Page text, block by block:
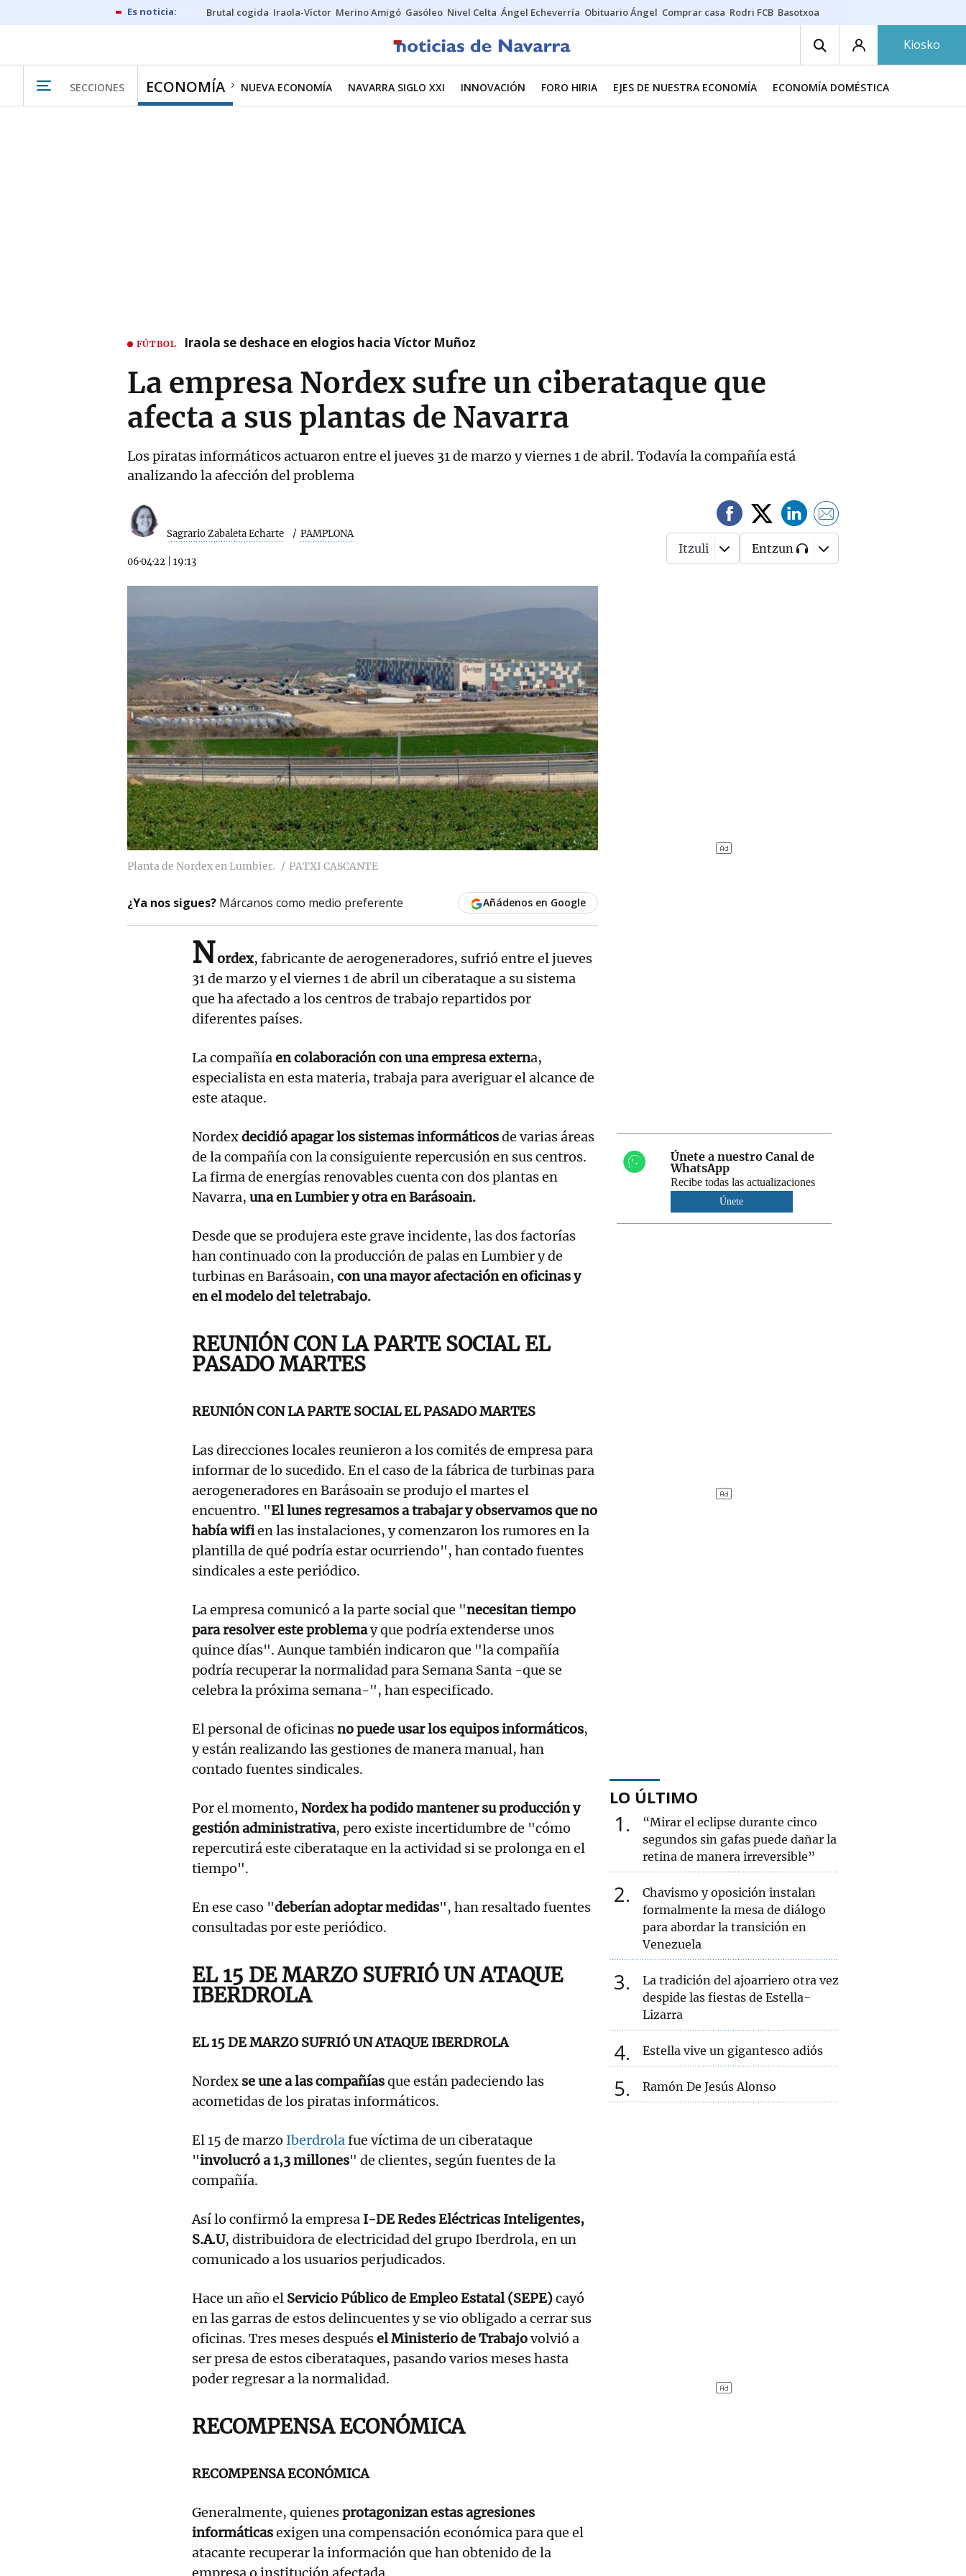
Brutal cogida Iraola-Víctor Merino Amigó Gasóleo Nivel Celta Ángel Echeverría Obituario Ángel Comprar casa Rodri FCB Basotxoa
Kiosko
SECCIONES ECONOMÍA NUEVA ECONOMÍA NAVARRA SIGLO XXI INNOVACIÓN FORO HIRIA EJES DE NUESTRA ECONOMÍA ECONOMÍA DOMÉSTICA
FÚTBOL Iraola se deshace en elogios hacia Víctor Muñoz
La empresa Nordex sufre un ciberataque que
afecta a sus plantas de Navarra
Los piratas informáticos actuaron entre el jueves 31 de marzo y viernes 1 de abril. Todavía la compañía está
analizando la afección del problema
Sagrario Zabaleta Echarte PAMPLONA
06·04·22 19:13
Itzuli Entzun
Planta de Nordex en Lumbier. PATXI CASCANTE
¿Ya nos sigues? Márcanos como medio preferente Añádenos en Google
Nordex, fabricante de aerogeneradores, sufrió entre el jueves
31 de marzo y el viernes 1 de abril un ciberataque a su sistema
que ha afectado a los centros de trabajo repartidos por
diferentes países.
La compañíaen colaboración con una empresa externa,
especialista en esta materia, trabaja para averiguar el alcance de
este ataque.
Nordexdecidió apagar los sistemas informáticosde varias áreas
de la compañía con la consiguiente repercusión en sus centros.
La firma de energías renovables cuenta con dos plantas en
Navarra, una en Lumbier y otra en Barásoain.
Desde que se produjera este grave incidente, las dos factorías
han continuado con la producción de palas en Lumbier y de
turbinas en Barásoain, con una mayor afectación en oficinas y
en el modelo del teletrabajo.
REUNIÓN CON LA PARTE SOCIAL EL
PASADO MARTES
REUNIÓN CON LA PARTE SOCIAL EL PASADO MARTES
Las direcciones locales reunieron a los comités de empresa para
informar de lo sucedido. En el caso de la fábrica de turbinas para
aerogeneradores en Barásoain se produjo el martes el
encuentro. "El lunes regresamos a trabajar y observamos que no
había wifien las instalaciones, y comenzaron los rumores en la
plantilla de qué podría estar ocurriendo", han contado fuentes
sindicales a este periódico.
La empresa comunicó a la parte social que "necesitan tiempo
para resolver este problemay que podría extenderse unos
quince días". Aunque también indicaron que "la compañía
podría recuperar la normalidad para Semana Santa -que se
celebra la próxima semana-", han especificado.
El personal de oficinasno puede usar los equipos informáticos,
y están realizando las gestiones de manera manual, han
contado fuentes sindicales.
Por el momento, Nordex ha podido mantener su producción y
gestión administrativa, pero existe incertidumbre de "cómo
repercutirá este ciberataque en la actividad si se prolonga en el
tiempo".
En ese caso "deberían adoptar medidas", han resaltado fuentes
consultadas por este periódico.
EL 15 DE MARZO SUFRIÓ UN ATAQUE
IBERDROLA
EL 15 DE MARZO SUFRIÓ UN ATAQUE IBERDROLA
Nordex se une a las compañíasque están padeciendo las
acometidas de los piratas informáticos.
El 15 de marzo Iberdrolafue víctima de un ciberataque
"involucró a 1,3 millones" de clientes, según fuentes de la
compañía.
Así lo confirmó la empresa I-DE Redes Eléctricas Inteligentes,
S.A.U, distribuidora de electricidad del grupo Iberdrola, en un
comunicado a los usuarios perjudicados.
Hace un año el Servicio Público de Empleo Estatal (SEPE)cayó
en las garras de estos delincuentes y se vio obligado a cerrar sus
oficinas. Tres meses despuésel Ministerio de Trabajovolvió a
ser presa de estos ciberataques, pasando varios meses hasta
poder regresar a la normalidad.
RECOMPENSA ECONÓMICA
RECOMPENSA ECONÓMICA
Generalmente, quienesprotagonizan estas agresiones
informáticasexigen una compensación económica para que el
atacante recuperar la información que han obtenido de la
empresa o institución afectada.
Únete a nuestro Canal de
WhatsApp
Recibe todas las actualizaciones
Únete
LO ÚLTIMO
1
“Mirar el eclipse durante cinco
segundos sin gafas puede dañar la
retina de manera irreversible”
2
Chavismo y oposición instalan
formalmente la mesa de diálogo
para abordar la transición en
Venezuela
3
La tradición del ajoarriero otra vez
despide las fiestas de Estella-
Lizarra
4 Estella vive un gigantesco adiós
5 Ramón De Jesús Alonso